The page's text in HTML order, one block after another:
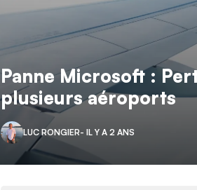
Panne Microsoft :
plusieurs aéroports
LUC RONGIER- IL Y A 2 ANS